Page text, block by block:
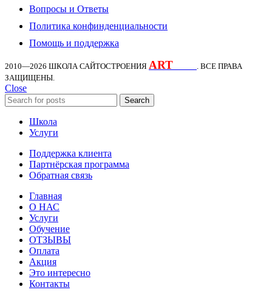
Вопросы и Ответы
Политика конфинденциальности
Помощь и поддержка
2010—2026 ШКОЛА САЙТОСТРОЕНИЯ ART
. ВСЕ ПРАВА
ЗАЩИЩЕНЫ.
Close
Search
Школа
Услуги
Поддержка клиента
Партнёрская программа
Обратная связь
Главная
О НАС
Услуги
Обучение
ОТЗЫВЫ
Оплата
Акция
Это интересно
Контакты